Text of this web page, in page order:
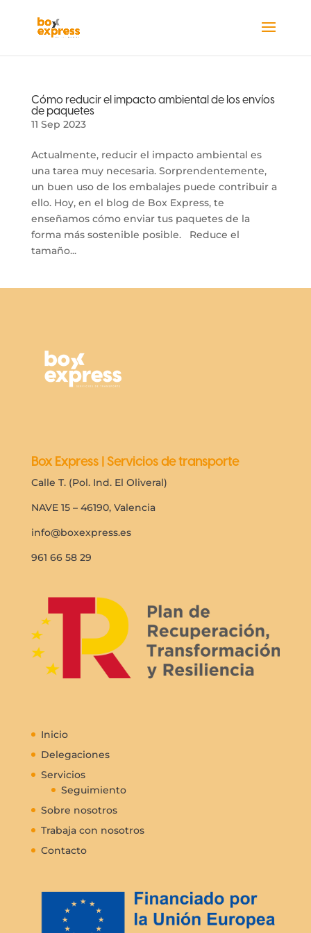
Cómo reducir el impacto ambiental de los envíos
de paquetes
11 Sep 2023
Actualmente, reducir el impacto ambiental es
una tarea muy necesaria. Sorprendentemente,
un buen uso de los embalajes puede contribuir a
ello. Hoy, en el blog de Box Express, te
enseñamos cómo enviar tus paquetes de la
forma más sostenible posible. Reduce el
tamaño...
Box Express | Servicios de transporte
Calle T. (Pol. Ind. El Oliveral)
NAVE 15 – 46190, Valencia
info@boxexpress.es
961 66 58 29
Inicio
Delegaciones
Servicios
Seguimiento
Sobre nosotros
Trabaja con nosotros
Contacto